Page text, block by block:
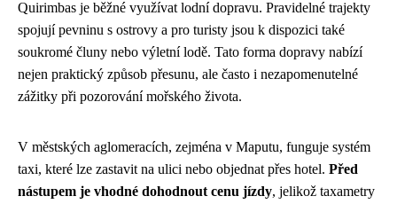
Quirimbas je běžné využívat lodní dopravu. Pravidelné trajekty
spojují pevninu s ostrovy a pro turisty jsou k dispozici také
soukromé čluny nebo výletní lodě. Tato forma dopravy nabízí
nejen praktický způsob přesunu, ale často i nezapomenutelné
zážitky při pozorování mořského života.
V městských aglomeracích, zejména v Maputu, funguje systém
taxi, které lze zastavit na ulici nebo objednat přes hotel. Před
nástupem je vhodné dohodnout cenu jízdy, jelikož taxametry